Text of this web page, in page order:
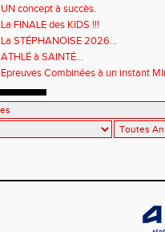
UN concept à succès.
La FINALE des KIDS !!!
La STÉPHANOISE 2026...
ATHLÉ à SAINTÉ...
Epreuves Combinées à un instant